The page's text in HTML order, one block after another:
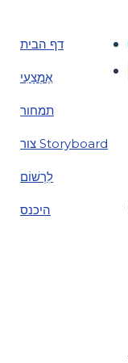
דף הבית
אֶמְצָעִי
תמחור
צור Storyboard
לִרְשׁוֹם
היכנס